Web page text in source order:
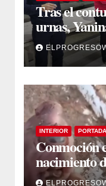
Tras el
urnas,
encuentro
en
INTERIOR PORTADA
Conmoción
nacimiento
con graves